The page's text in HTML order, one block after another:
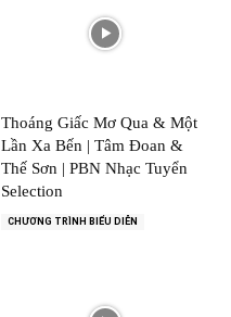
Thoáng Giấc Mơ Qua & Một
Lần Xa Bến | Tâm Đoan &
Thế Sơn | PBN Nhạc Tuyển
Selection
CHƯƠNG TRÌNH BIỂU DIỄN